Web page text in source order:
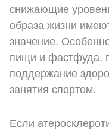
снижающие
образа жизни
значение.
пищи и фастфуда,
поддержание
занятия спортом.
Если